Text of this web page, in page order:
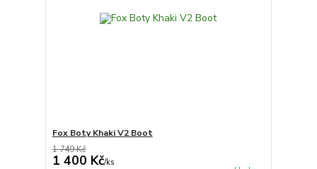
Fox Boty Khaki V2 Boot
1 749 Kč
1 400 Kč/ks